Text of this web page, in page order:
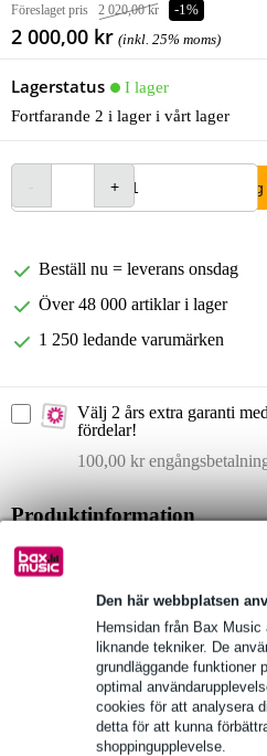
Den här webbplatsen
Hemsidan från Bax
liknande tekniker. De
grundläggande funktioner
optimal
cookies för att analysera
detta för att kunna
shoppingupplevelse.
Föreslaget pris 2 020,00 kr -1%
2 000,00 kr (inkl. 25% moms)
Lagerstatus
I lager
Fortfarande 2 i lager i vårt lager
Beställ nu = leverans onsdag
Över 48 000 artiklar i lager
1 250 ledande varumärken
Välj 2 års extra garanti
fördelar!
100,00 kr
Produktinformation
Yamaha HS5 aktiv monitor
effekt: 70 Watt (45 LF / 25 HF)
5" baselement
Fullständiga specifikationer
Se även (9)